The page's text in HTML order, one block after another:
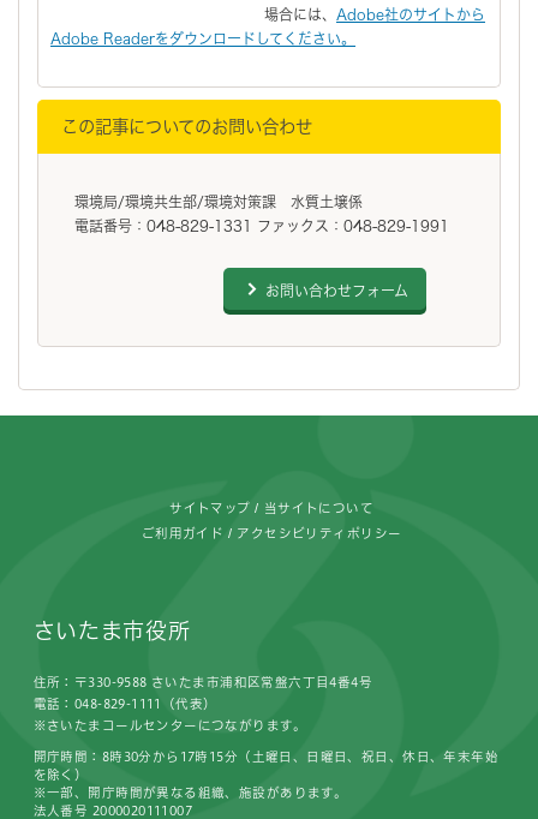
場合には、 Adobe社のサイトから
Adobe Readerをダウンロードしてください。
この記事についてのお問い合わせ
環境局/環境共生部/環境対策課 水質土壌係
電話番号：048-829-1331 ファックス：048-829-1991
お問い合わせフォーム
サイトマップ 当サイトについて
ご利用ガイド アクセシビリティポリシー
さいたま市役所
住所：〒330-9588 さいたま市浦和区常盤六丁目4番4号
電話：048-829-1111（代表）
※さいたまコールセンターにつながります。
開庁時間：8時30分から17時15分（土曜日、日曜日、祝日、休日、年末年始
を除く）
※一部、開庁時間が異なる組織、施設があります。
法人番号 2000020111007